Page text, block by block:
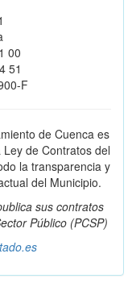
00
51
F
de Cuenca es
de Contratos del
la transparencia y
del Municipio.
sus contratos
Público (PCSP)